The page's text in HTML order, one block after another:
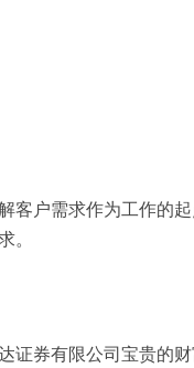
客户需求作为工作的
。
证券有限公司宝贵的